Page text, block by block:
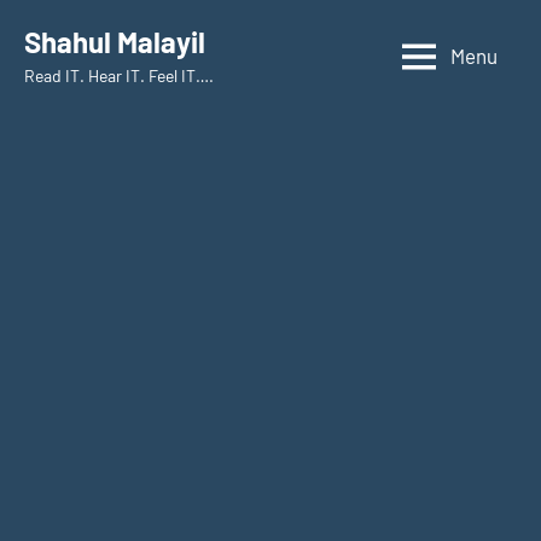
content
Shahul Malayil
Read IT. Hear IT. Feel IT….
Menu